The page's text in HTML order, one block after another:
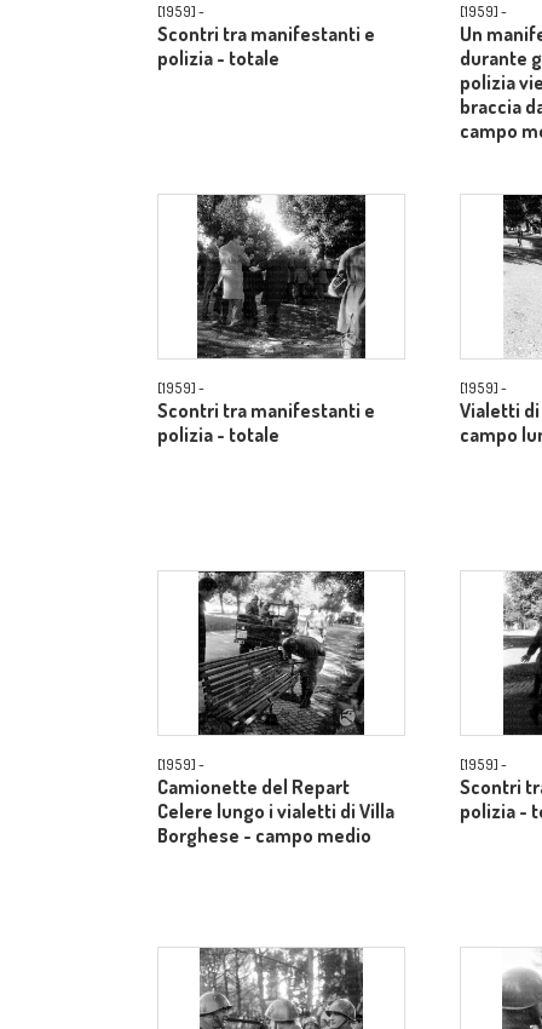
[1959] -
Scontri tra manifestanti e
polizia - totale
[1959] -
Un
durante
polizia
braccia
campo
[1959] -
Scontri tra manifestanti e
polizia - totale
[1959] -
Vialetti
campo
[1959] -
Camionette del Repart
Celere lungo i vialetti di Villa
Borghese - campo medio
[1959] -
Scontri
polizia -